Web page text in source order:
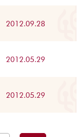
2012.09.28
2012.05.29
2012.05.29